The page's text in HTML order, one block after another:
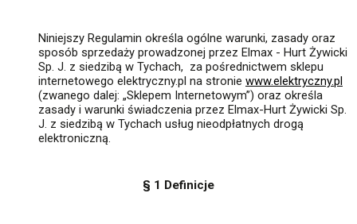
Niniejszy Regulamin określa ogólne warunki, zasady oraz
sposób sprzedaży prowadzonej przez Elmax - Hurt Żywicki
Sp. J. z siedzibą w Tychach, za pośrednictwem sklepu
internetowego elektryczny.pl na stronie www.elektryczny.pl
(zwanego dalej: „Sklepem Internetowym”) oraz określa
zasady i warunki świadczenia przez Elmax-Hurt Żywicki Sp.
J. z siedzibą w Tychach usług nieodpłatnych drogą
elektroniczną.
§ 1 Definicje